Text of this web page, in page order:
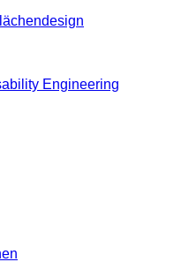
Engineering